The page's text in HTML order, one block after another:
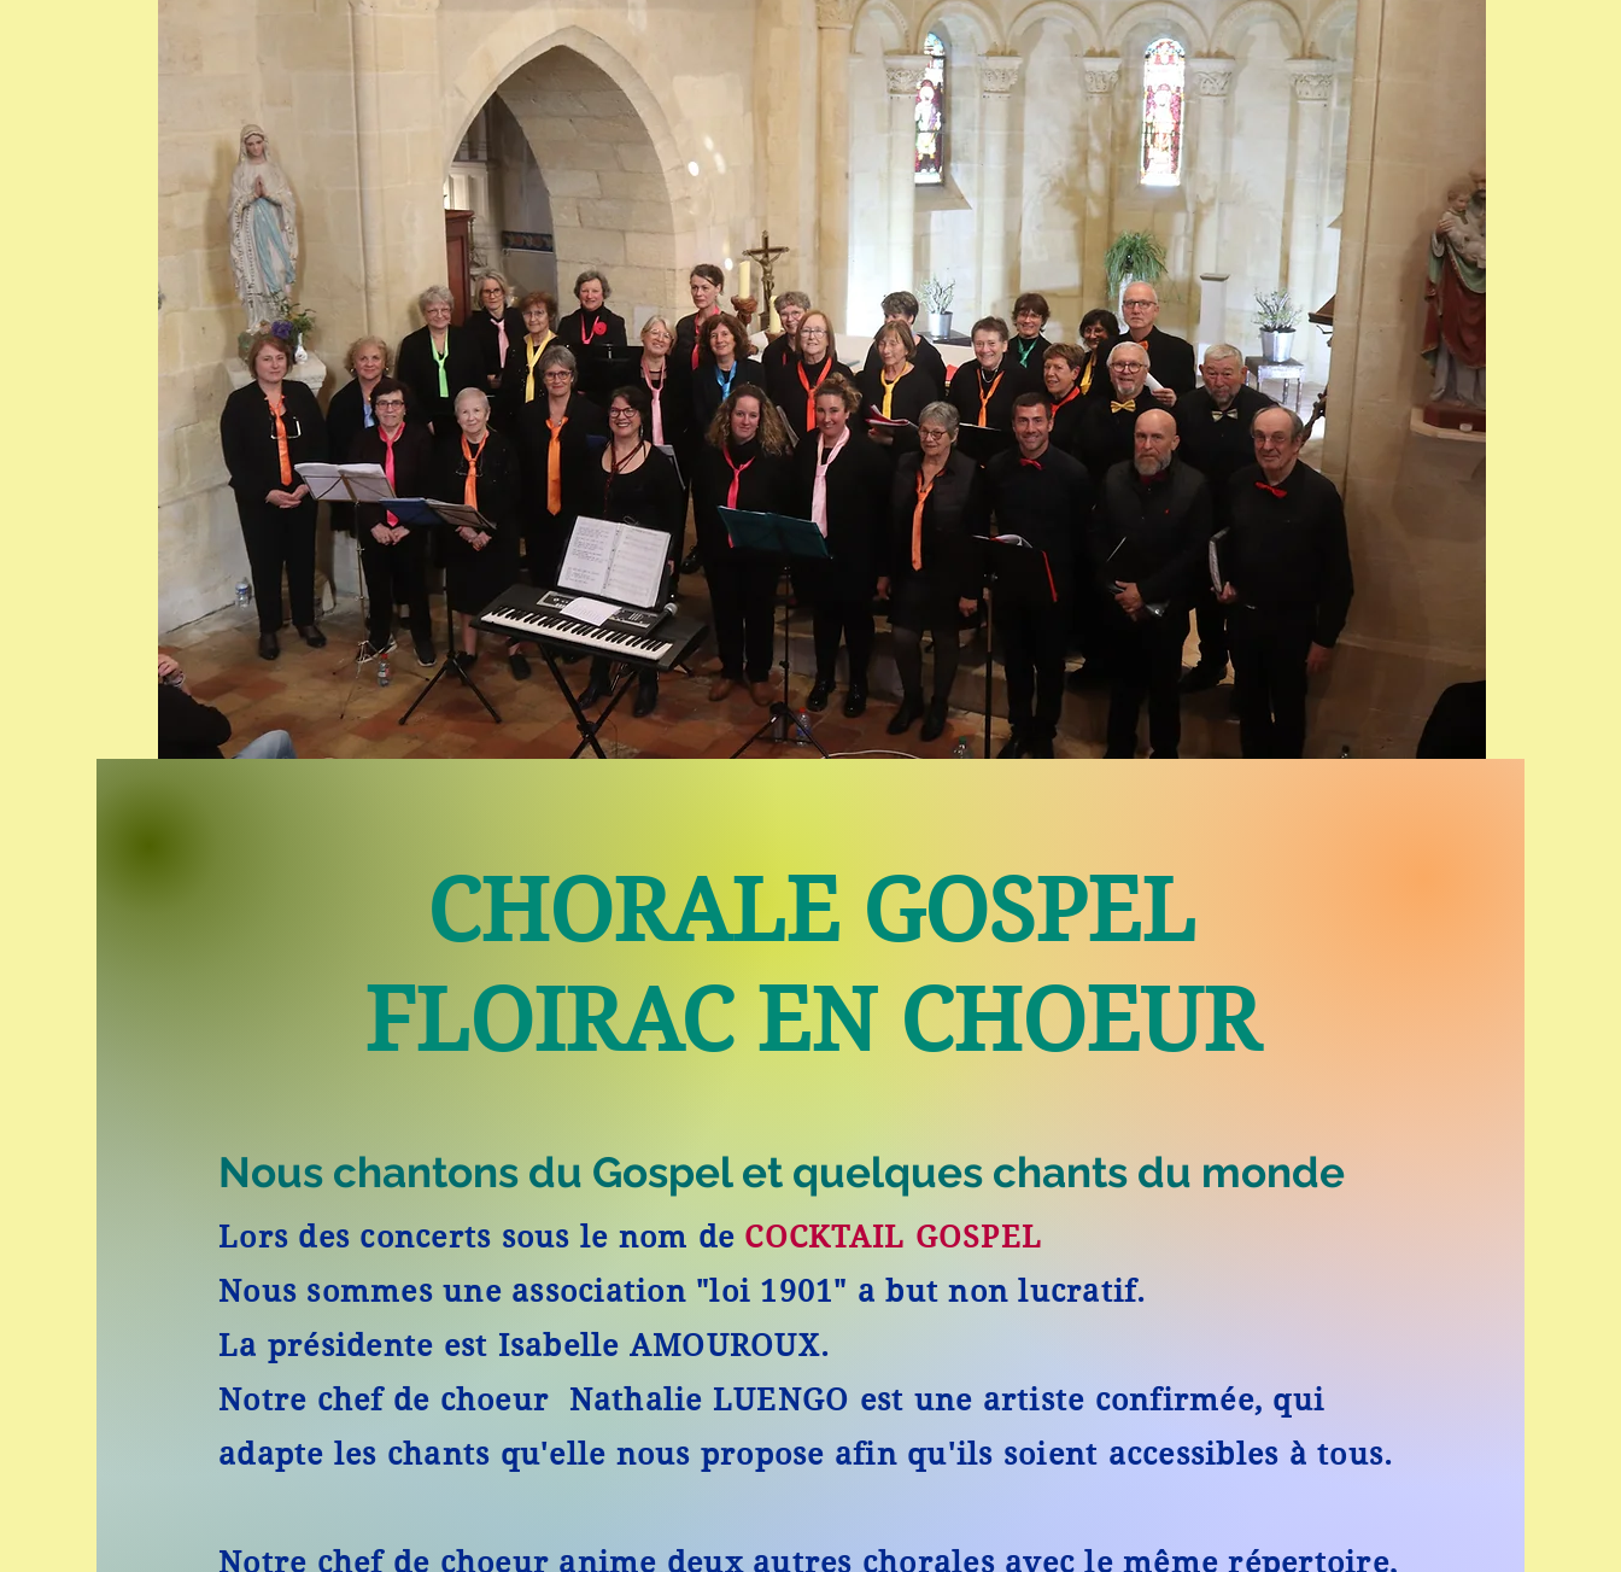
CHORALE GOSPEL
FLOIRAC EN CHOEUR
Nous chantons du Gospel et quelques chants du monde
Lors des concerts sous le nom de COCKTAIL GOSPEL
Nous sommes une association "loi 1901" a but non lucratif.
La présidente est Isabelle AMOUROUX.
Notre chef de choeur Nathalie LUENGO est une artiste confirmée, qui
adapte les chants qu'elle nous propose afin qu'ils soient accessibles à tous.
Notre chef de choeur anime deux autres chorales avec le même répertoire,